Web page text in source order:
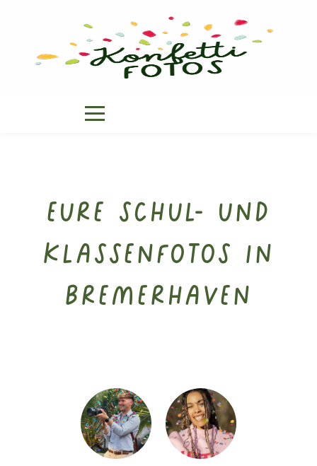
Eure Schul- und
Klassenfotos in
Bremerhaven